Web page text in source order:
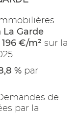
La Garde
€/m² sur la
% par
de
par la